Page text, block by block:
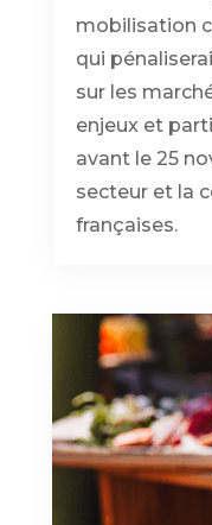
mobilisation
qui
sur les
enjeux et
avant le 25
secteur et la
françaises.